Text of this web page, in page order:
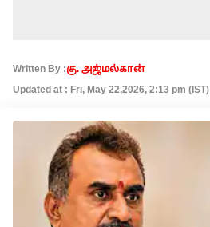
Written By :கு. அஜ்மல்கான்
Updated at : Fri, May 22,2026, 2:13 pm (IST)